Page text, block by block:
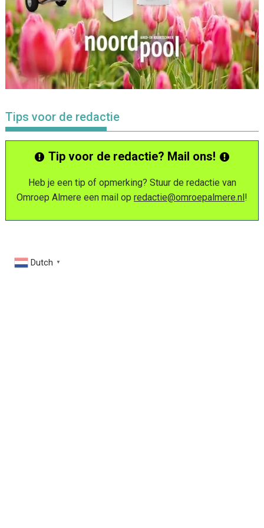
Tips voor de redactie
Tip voor de redactie? Mail ons!
Heb je een tip of opmerking? Stuur de redactie van
Omroep Almere een mail op redactie@omroepalmere.nl!
Dutch ▼